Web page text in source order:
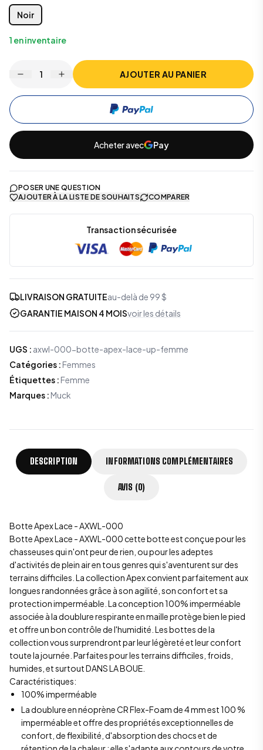
Noir
1 en inventaire
1 AJOUTER AU PANIER
Acheter avec Pay
POSER UNE QUESTION
AJOUTER À LA LISTE DE SOUHAITS
COMPARER
Transaction sécurisée
LIVRAISON GRATUITEau-delà de 99 $
GARANTIE MAISON 4 MOISvoir les détails
UGS : axwl-000-botte-apex-lace-up-femme
Catégories : Femmes
Étiquettes : Femme
Marques : Muck
DESCRIPTION INFORMATIONS COMPLÉMENTAIRES
AVIS (0)
Botte Apex Lace - AXWL-000
Botte Apex Lace - AXWL-000 cette botte est conçue pour les
chasseuses qui n'ont peur de rien, ou pour les adeptes
d'activités de plein air en tous genres qui s'aventurent sur des
terrains difficiles. La collection Apex convient parfaitement aux
longues randonnées grâce à son agilité, son confort et sa
protection imperméable. La conception 100% imperméable
associée à la doublure respirante en maille protège bien le pied
et offre un bon contrôle de l'humidité. Les bottes de la
collection vous surprendront par leur légèreté et leur confort
toute la journée. Parfaites pour les terrains difficiles, froids,
humides, et surtout DANS LA BOUE.
Caractéristiques:
100% imperméable
La doublure en néoprène CR Flex-Foam de 4 mm est 100 %
imperméable et offre des propriétés exceptionnelles de
confort, de flexibilité, d'absorption des chocs et de